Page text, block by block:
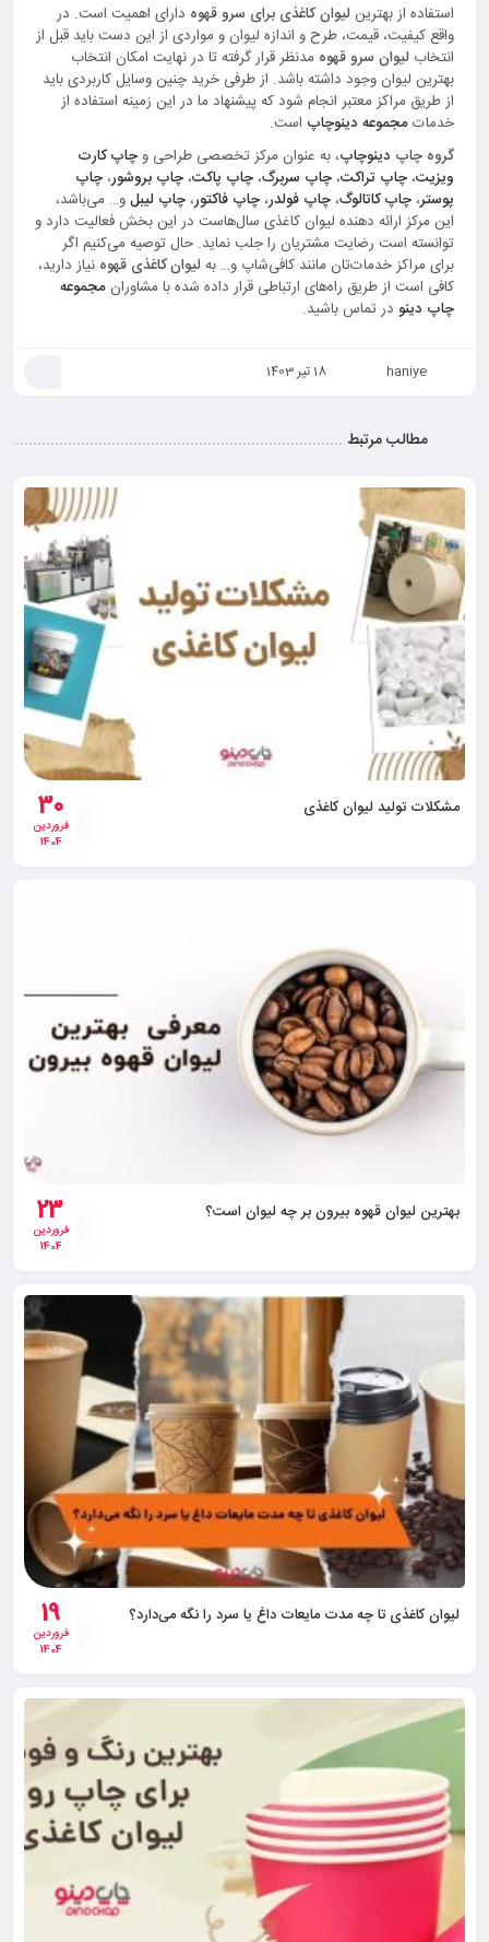
استفاده از بهترین ليوان كاغذی برای سرو قهوه دارای اهمیت است. در
واقع کیفیت، قیمت، طرح و اندازه لیوان و مواردی از این دست باید قبل از
انتخاب لیوان سرو قهوه مدنظر قرار گرفته تا در نهایت امکان انتخاب
بهترین لیوان وجود داشته باشد. از طرفی خرید چنین وسایل کاربردی باید
از طریق مراکز معتبر انجام شود که پیشنهاد ما در این زمینه استفاده از
خدماتمجموعه دينوچاپ است.
گروه چاپ دینوچاپ، به عنوان مرکز تخصصی طراحی و چاپ کارت
ویزیت، چاپ تراکت، چاپ سربرگ، چاپ پاکت، چاپ بروشور، چاپ
پوستر، چاپ کاتالوگ، چاپ فولدر، چاپ فاکتور، چاپ لیبلو… می‌باشد،
این مرکز ارائه دهنده لیوان کاغذی سال‌هاست در این بخش فعالیت دارد و
توانسته است رضایت مشتریان را جلب نماید. حال توصیه می‌کنیم اگر
برای مراکز خدمات‌تان مانند کافی‌شاپ و… به لیوان کاغذی قهوه نیاز دارید،
کافی است از طریق راه‌های ارتباطی قرار داده شده با مشاورانمجموعه
چاپ دینو در تماس باشید.
haniye 18 تیر 1403
مطالب مرتبط
30
فروردین
1404
مشکلات تولید لیوان کاغذی
23
فروردین
1404
بهترین لیوان قهوه بیرون بر چه لیوان است؟
19
فروردین
1404
لیوان کاغذی تا چه مدت مایعات داغ یا سرد را نگه می‌دارد؟